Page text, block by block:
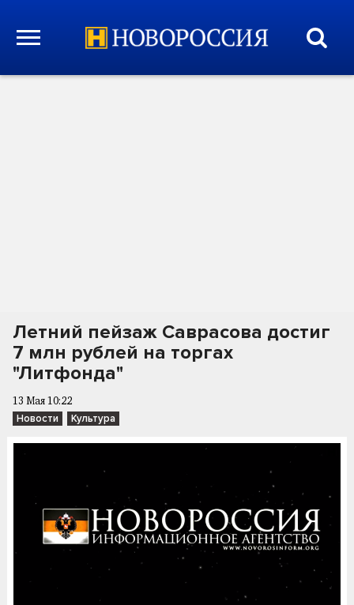
Летний пейзаж Саврасова достиг
7 млн рублей на торгах
"Литфонда"
13 Мая 10:22
Новости Культура